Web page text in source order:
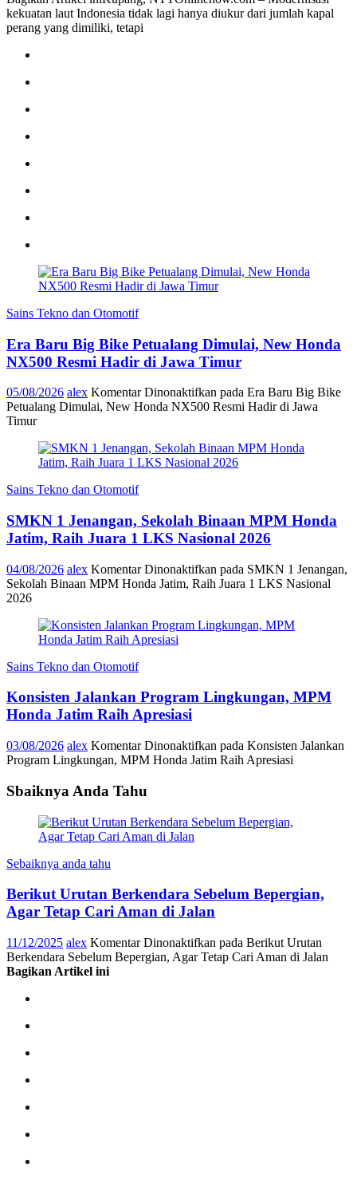
kekuatan laut Indonesia tidak lagi hanya diukur dari jumlah kapal
perang yang dimiliki, tetapi
Sains Tekno dan Otomotif
Era Baru Big Bike Petualang Dimulai, New Honda
NX500 Resmi Hadir di Jawa Timur
05/08/2026 alex Komentar Dinonaktifkan pada Era Baru Big Bike
Petualang Dimulai, New Honda NX500 Resmi Hadir di Jawa
Timur
Sains Tekno dan Otomotif
SMKN 1 Jenangan, Sekolah Binaan MPM Honda
Jatim, Raih Juara 1 LKS Nasional 2026
04/08/2026 alex Komentar Dinonaktifkan pada SMKN 1 Jenangan,
Sekolah Binaan MPM Honda Jatim, Raih Juara 1 LKS Nasional
2026
Sains Tekno dan Otomotif
Konsisten Jalankan Program Lingkungan, MPM
Honda Jatim Raih Apresiasi
03/08/2026 alex Komentar Dinonaktifkan pada Konsisten Jalankan
Program Lingkungan, MPM Honda Jatim Raih Apresiasi
Sbaiknya Anda Tahu
Sebaiknya anda tahu
Berikut Urutan Berkendara Sebelum Bepergian,
Agar Tetap Cari Aman di Jalan
11/12/2025 alex Komentar Dinonaktifkan pada Berikut Urutan
Berkendara Sebelum Bepergian, Agar Tetap Cari Aman di Jalan
Bagikan Artikel ini